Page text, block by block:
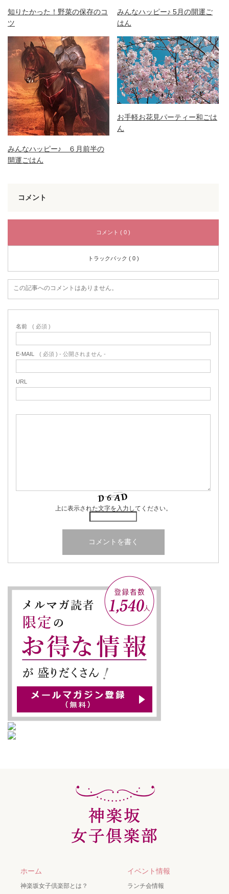
知りたかった！野菜の保存のコ
ツ
みんなハッピー♪ 5月の開運ご
はん
みんなハッピー♪ ６月前半の
開運ごはん
お手軽お花見パーティー和ごは
ん
コメント
コメント ( 0 )
トラックバック ( 0 )
この記事へのコメントはありません。
名前 ( 必須 )
E-MAIL ( 必須 ) - 公開されません -
URL
上に表示された文字を入力してください。
ホーム
神楽坂女子倶楽部とは？
イベント情報
ランチ会情報